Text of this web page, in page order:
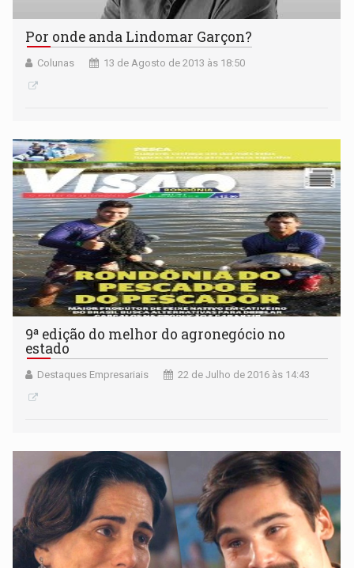
Por onde anda Lindomar Garçon?
Colunas 13 de Agosto de 2013 às 18:50
9ª edição do melhor do agronegócio no
estado
Destaques Empresariais 22 de Julho de 2016 às 14:43